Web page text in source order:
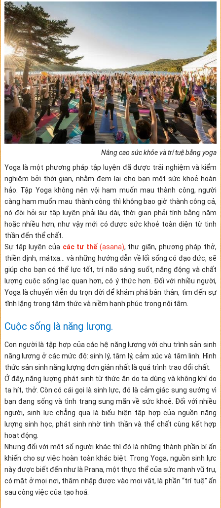
Nâng cao sức khỏe và trí tuệ bằng yoga
Yoga là một phương pháp tập luyện đã được trải nghiệm và kiểm
nghiệm bởi thời gian, nhằm đem lại cho bạn một sức khoẻ hoàn
hảo. Tập Yoga không nên vội ham muốn mau thành công, người
càng ham muốn mau thành công thì không bao giờ thành công cả,
nó đòi hỏi sự tập luyện phải lâu dài, thời gian phải tính bằng năm
hoặc nhiều hơn, như vậy mới có được sức khoẻ toàn diện từ tinh
thần đến thể chất.
Sự tập luyện của các tư thế (asana), thư giãn, phương pháp thở,
thiền định, mátxa… và những hướng dẫn về lối sống có đạo đức, sẽ
giúp cho bạn có thể lực tốt, trí não sáng suốt, năng động và chất
lượng cuộc sống lạc quan hơn, có ý thức hơn. Đối với nhiều người,
Yoga là chuyến viễn du trọn đời để khám phá bản thân, tìm đến sự
tĩnh lặng trong tâm thức và niềm hạnh phúc trong nội tâm.
Cuộc sống là năng lượng.
Con người là tập hợp của các hệ năng lượng với chu trình sản sinh
năng lượng ở các mức độ: sinh lý, tâm lý, cảm xúc và tâm linh. Hình
thức sản sinh năng lượng đơn giản nhất là quá trình trao đổi chất.
Ở đây, năng lượng phát sinh từ thức ăn do ta dùng và không khí do
ta hít, thở. Còn có cái gọi là sinh lực, đó là cảm giác sung sướng vì
bạn đang sống và tình trạng sung mãn về sức khoẻ. Đối với nhiều
người, sinh lực chẳng qua là biểu hiện tập hợp của nguồn năng
lượng sinh học, phát sinh nhờ tinh thần và thể chất cùng kết hợp
hoạt động.
Nhưng đối với một số người khác thì đó là những thành phần bí ẩn
khiến cho sự việc hoàn toàn khác biệt. Trong Yoga, nguồn sinh lực
này được biết đến như là Prana, một thực thể của sức mạnh vũ trụ,
có mặt ở mọi nơi, thâm nhập được vào mọi vật, là phần “trí tuệ” ẩn
sau công việc của tạo hoá.